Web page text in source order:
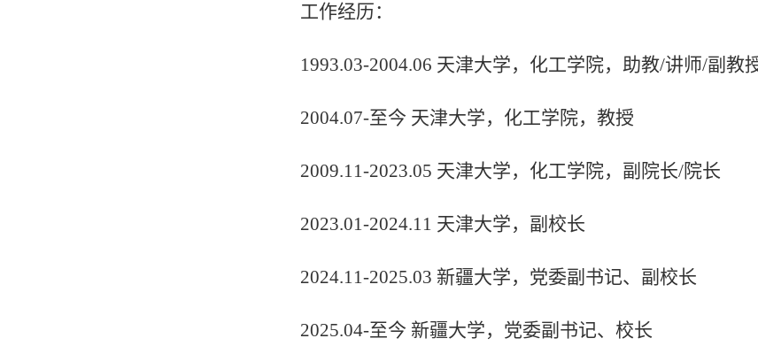
工作经历：
1993.03-2004.06 天津大学，化工学院，助教/讲师/副教
2004.07-至今 天津大学，化工学院，教授
2009.11-2023.05 天津大学，化工学院，副院长/院长
2023.01-2024.11 天津大学，副校长
2024.11-2025.03 新疆大学，党委副书记、副校长
2025.04-至今 新疆大学，党委副书记、校长